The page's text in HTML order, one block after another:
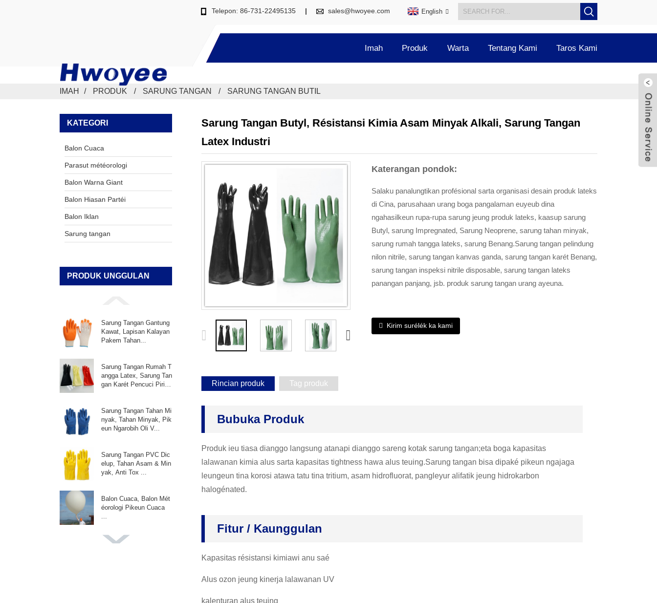
Telepon: 86-731-22495135 sales@hwoyee.com English
Imah Produk Warta Tentang Kami Taros Kami
IMAH PRODUK SARUNG TANGAN SARUNG TANGAN BUTIL
KATEGORI
Balon Cuaca
Parasut météorologi
Balon Warna Giant
Balon Hiasan Partéi
Balon Iklan
Sarung tangan
PRODUK UNGGULAN
Sarung Tangan Gantung
Kawat, Lapisan Kalayan
Pakem Tahan...
Sarung Tangan Rumah T
angga Latex, Sarung Tan
gan Karét Pencuci Pirin
Sarung Tangan Tahan Mi
nyak, Tahan Minyak, Pik
eun Ngarobih Oli V...
Sarung Tangan PVC Dic
elup, Tahan Asam & Min
yak, Anti Tox ...
Balon Cuaca, Balon Mét
éorologi Pikeun Cuaca
Balon Warna Raksasa,
Sarung Tangan Butyl, Résistansi Kimia Asam Minyak Alkali, Sarung Tangan
Latex Industri
Katerangan pondok:
Salaku panalungtikan profésional sarta organisasi desain produk lateks
di Cina, parusahaan urang boga pangalaman euyeub dina
ngahasilkeun rupa-rupa sarung jeung produk lateks, kaasup sarung
Butyl, sarung Impregnated, Sarung Neoprene, sarung tahan minyak,
sarung rumah tangga lateks, sarung Benang.Sarung tangan pelindung
nilon nitrile, sarung tangan kanvas ganda, sarung tangan karét Benang,
sarung tangan inspeksi nitrile disposable, sarung tangan lateks
panangan panjang, jsb. produk sarung tangan urang ayeuna.
Kirim surélék ka kami
Rincian produk Tag produk
Bubuka Produk
Produk ieu tiasa dianggo langsung atanapi dianggo sareng kotak sarung tangan;eta boga kapasitas
lalawanan kimia alus sarta kapasitas tightness hawa alus teuing.Sarung tangan bisa dipaké pikeun ngajaga
leungeun tina korosi atawa tatu tina tritium, asam hidrofluorat, pangleyur alifatik jeung hidrokarbon
halogénated.
Fitur / Kaunggulan
Kapasitas résistansi kimiawi anu saé
Alus ozon jeung kinerja lalawanan UV
kalenturan alus teuing